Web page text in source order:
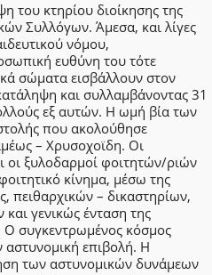
του κτηρίου διοίκησης της
Συλλόγων. Άμεσα, και λίγες
νόμου,
ευθύνη του τότε
σώματα εισβάλλουν στον
και συλλαμβάνοντας 31
εξ αυτών. Η ωμή βία των
που ακολούθησε
– Χρυσοχοϊδη. Οι
οι ξυλοδαρμοί φοιτητών/ριών
κίνημα, μέσω της
πειθαρχικών – δικαστηρίων,
γενικώς ένταση της
Ο συγκεντρωμένος κόσμος
επιβολή. Η
των αστυνομικών δυνάμεων